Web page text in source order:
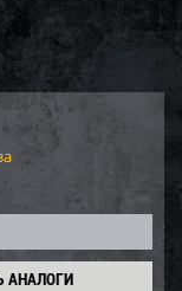
АНАЛОГИ